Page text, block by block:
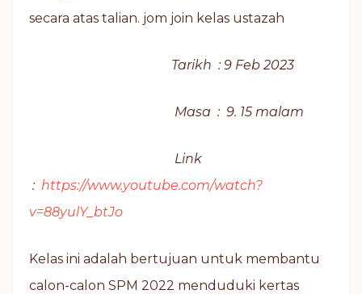
secara atas talian. jom join kelas ustazah
Tarikh : 9 Feb 2023
Masa : 9. 15 malam
Link
: https://www.youtube.com/watch?
v=88yulY_btJo
Kelas ini adalah bertujuan untuk membantu
calon-calon SPM 2022 menduduki kertas